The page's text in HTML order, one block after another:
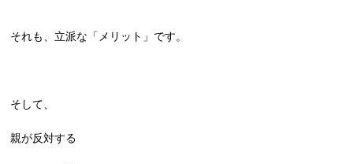
それも、立派な「メリット」です。
そして、
親が反対する